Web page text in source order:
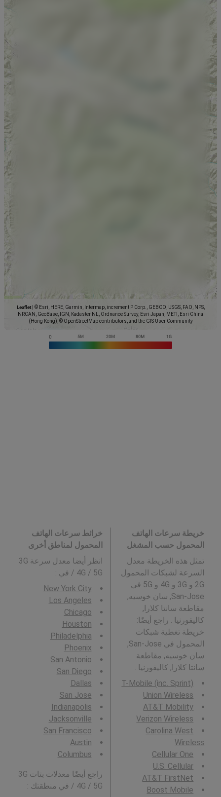
Leaflet
© Esri, HERE, Garmin, Intermap, increment P Corp., GEBCO, USGS, FAO, NPS,
NRCAN, GeoBase, IGN, Kadaster NL, Ordnance Survey, Esri Japan, METI, Esri China
(Hong Kong), © OpenStreetMap contributors, and the GIS User Community
خريطة سرعات الهاتف
المحمول حسب المشغل
تمثل هذه الخريطة معدل
السرعة لشبكات المحمول
2G و 3G و 4G و 5G في
San-Jose, سان خوسيه,
مقاطعة سانتا كلارا,
كاليفورنيا . راجع أيضًا:
خريطة تغطية شبكات
المحمول في San-Jose,
سان خوسيه, مقاطعة
سانتا كلارا, كاليفورنيا .
T-Mobile (inc. Sprint)
Union Wireless
AT&T Mobility
Verizon Wireless
Carolina West
Wireless
Cellular One
U.S. Cellular
AT&T FirstNet
Boost Mobile
خرائط سرعات الهاتف
المحمول لمناطق أخرى
انظر أيضا معدل سرعة 3G
/ 4G / 5G في
:
New York City
Los Angeles
Chicago
Houston
Philadelphia
Phoenix
San Antonio
San Diego
Dallas
San Jose
Indianapolis
Jacksonville
San Francisco
Austin
Columbus
راجع أيضًا معدلات بتات 3G
/ 4G / 5G في منطقتك :